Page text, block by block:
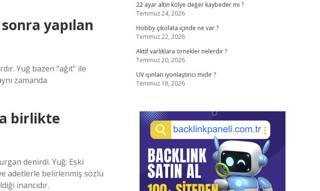
yapılan
Yuğ bazen “ağıt” ile
zamanda
birlikte
denirdi. Yuğ: Eski
adetlerle belirlenmiş sözlü
inancıdır.
22 ayar altın kolye değer kaybeder mi ?
Temmuz 24, 2026
Hobby çikolata içinde ne var ?
Temmuz 22, 2026
Aktif varlıklara örnekler nelerdir ?
Temmuz 20, 2026
UV ışınları iyonlaştırıcı mıdır ?
Temmuz 18, 2026